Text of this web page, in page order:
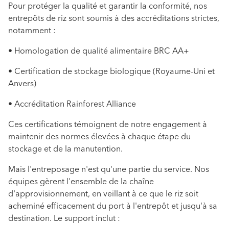
Pour protéger la qualité et garantir la conformité, nos
entrepôts de riz sont soumis à des accréditations strictes,
notamment :
• Homologation de qualité alimentaire BRC AA+
• Certification de stockage biologique (Royaume-Uni et
Anvers)
• Accréditation Rainforest Alliance
Ces certifications témoignent de notre engagement à
maintenir des normes élevées à chaque étape du
stockage et de la manutention.
Mais l'entreposage n'est qu'une partie du service. Nos
équipes gèrent l'ensemble de la chaîne
d'approvisionnement, en veillant à ce que le riz soit
acheminé efficacement du port à l'entrepôt et jusqu'à sa
destination. Le support inclut :